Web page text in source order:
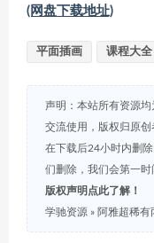
(网盘下载地址)
平面插画 课程大全
声明：本站所有资源
交流使用，版权归原
在下载后24小时内删
们删除，我们会第一时
版权声明点此了解！
学驰资源 » 阿雅超稀有